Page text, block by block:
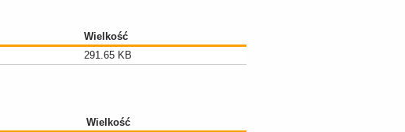
Wielkość
291.65 KB
Wielkość